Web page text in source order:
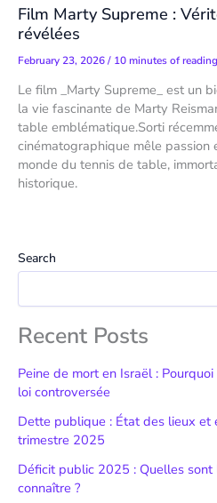
Film Marty Supreme :
révélées
February 23, 2026/ 10 minutes of reading
Le film _Marty Supreme_ est un
la vie fascinante de Marty
table emblématique.Sorti
cinématographique mêle
monde du tennis de table,
historique.
Search
Recent Posts
Peine de mort en Israël :
loi controversée
Dette publique : État des lieux et
trimestre 2025
Déficit public 2025 : Quelles
connaître ?